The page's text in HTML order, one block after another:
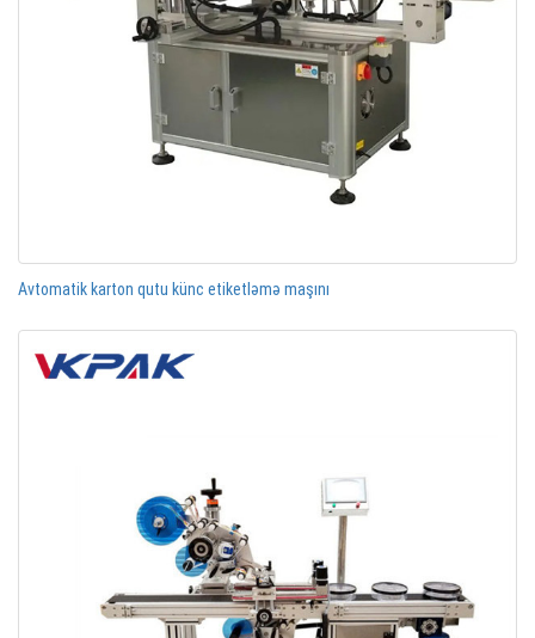
Avtomatik karton qutu künc etiketləmə maşını